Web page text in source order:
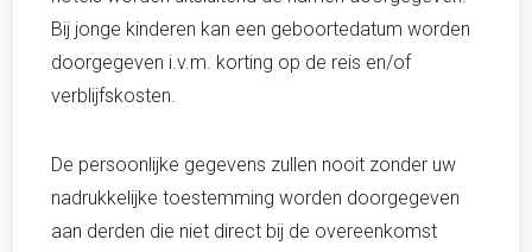
Bij jonge kinderen kan een geboortedatum worden
doorgegeven i.v.m. korting op de reis en/of
verblijfskosten.
De persoonlijke gegevens zullen nooit zonder uw
nadrukkelijke toestemming worden doorgegeven
aan derden die niet direct bij de overeenkomst